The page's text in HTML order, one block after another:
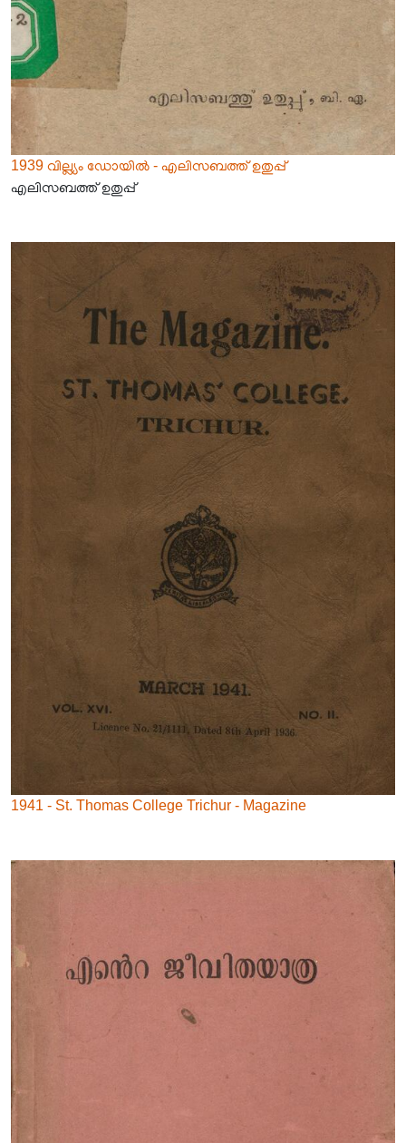
1939 വില്ല്യം ഡോയിൽ - എലിസബത്ത് ഉതുപ്പ്
എലിസബത്ത് ഉതുപ്പ്
1941 - St. Thomas College Trichur - Magazine